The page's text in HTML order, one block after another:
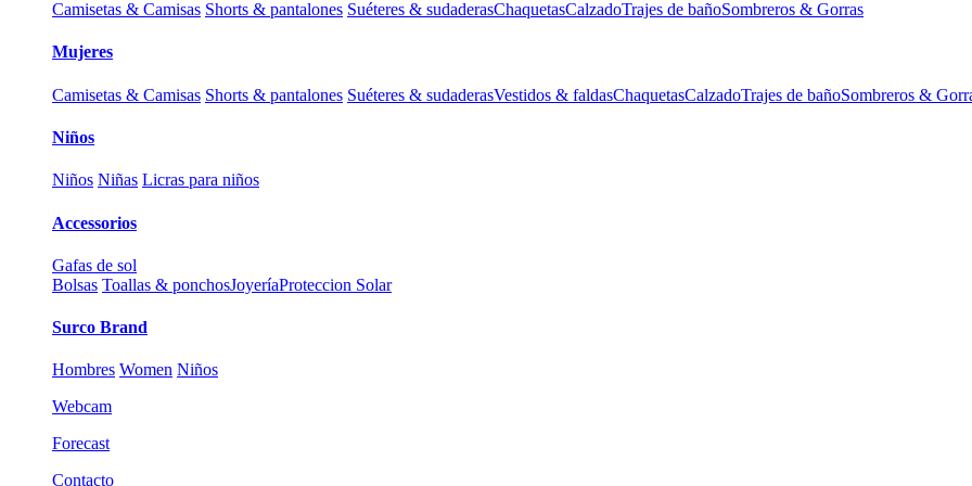
Camisetas & Camisas Shorts & pantalones Suéteres & sudaderasChaquetasCalzadoTrajes de bañoSombreros & Gorras
Mujeres
Camisetas & Camisas Shorts & pantalones Suéteres & sudaderasVestidos & faldasChaquetasCalzadoTrajes de bañoSombreros &
Niños
Niños Niñas Licras para niños
Accessorios
Gafas de sol
Bolsas Toallas & ponchosJoyeríaProteccion Solar
Surco Brand
Hombres Women Niños
Webcam
Forecast
Contacto